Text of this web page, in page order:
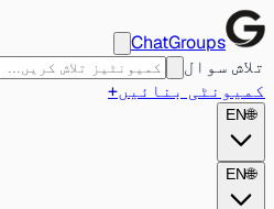
ChatGroups
تلاش سوال
کمیونٹی بنائیں+
🌐
EN
🌐
EN